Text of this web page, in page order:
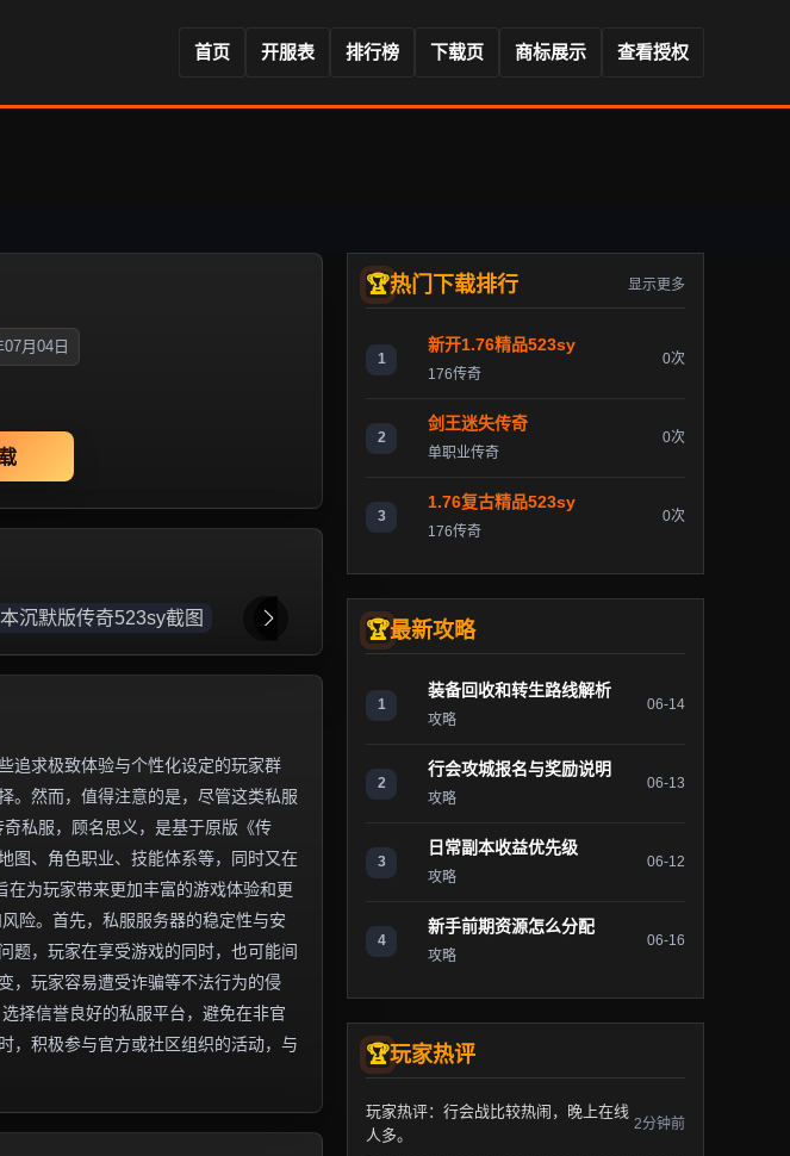
首页 开服表 排行榜 下载页 商标展示 查看授权
月04日
追求极致体验与个性化设定的玩家群
。然而，值得注意的是，尽管这类私服
私服，顾名思义，是基于原版《传
图、角色职业、技能体系等，同时又在
为玩家带来更加丰富的游戏体验和更
险。首先，私服服务器的稳定性与安
题，玩家在享受游戏的同时，也可能间
，玩家容易遭受诈骗等不法行为的侵
择信誉良好的私服平台，避免在非官
，积极参与官方或社区组织的活动，与
热门下载排行 显示更多
1
新开1.76精品523sy
176传奇
0次
2
剑王迷失传奇
单职业传奇
0次
3
1.76复古精品523sy
176传奇
0次
最新攻略
1
装备回收和转生路线解析
攻略
06-14
2
行会攻城报名与奖励说明
攻略
06-13
3
日常副本收益优先级
攻略
06-12
4
新手前期资源怎么分配
攻略
06-16
玩家热评
玩家热评：行会战比较热闹，晚上在线
人多。
2分钟前